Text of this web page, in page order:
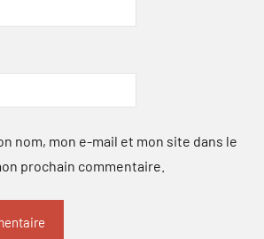
nom, mon e-mail et mon site dans le
prochain commentaire.